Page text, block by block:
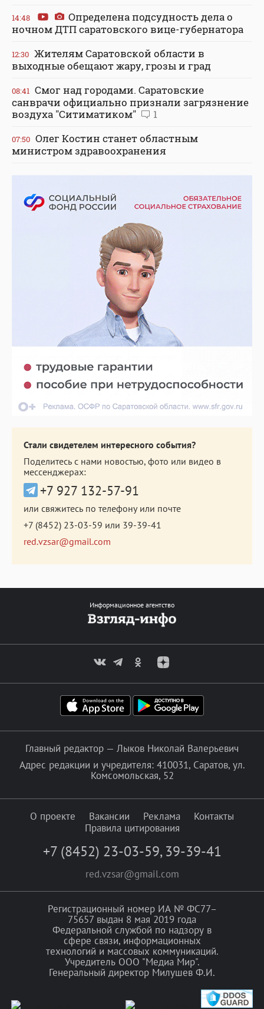
14:48
Определена подсудность дела о
ночном ДТП саратовского вице-губернатора
12:30 Жителям Саратовской области в
выходные обещают жару, грозы и град
08:41 Смог над городами. Саратовские
санврачи официально признали загрязнение
воздуха "Ситиматиком"
1
07:50 Олег Костин станет областным
министром здравоохранения
Стали свидетелем интересного события?
Поделитесь с нами новостью, фото или видео в
мессенджерах:
+7 927 132-57-91
или свяжитесь по телефону или почте
+7 (8452) 23-03-59 или 39-39-41
red.vzsar@gmail.com
Информационное агентство
Главный редактор — Лыков Николай Валерьевич
Адрес редакции и учредителя: 410031, Саратов, ул.
Комсомольская, 52
О проекте Вакансии Реклама
Контакты
Правила цитирования
+7 (8452) 23-03-59, 39-39-41
red.vzsar@gmail.com
Регистрационный номер ИА № ФС77–
75657 выдан 8 мая 2019 года
Федеральной службой по надзору в
сфере связи, информационных
технологий и массовых коммуникаций.
Учредитель ООО "Медиа Мир".
Генеральный директор Милушев Ф.И.